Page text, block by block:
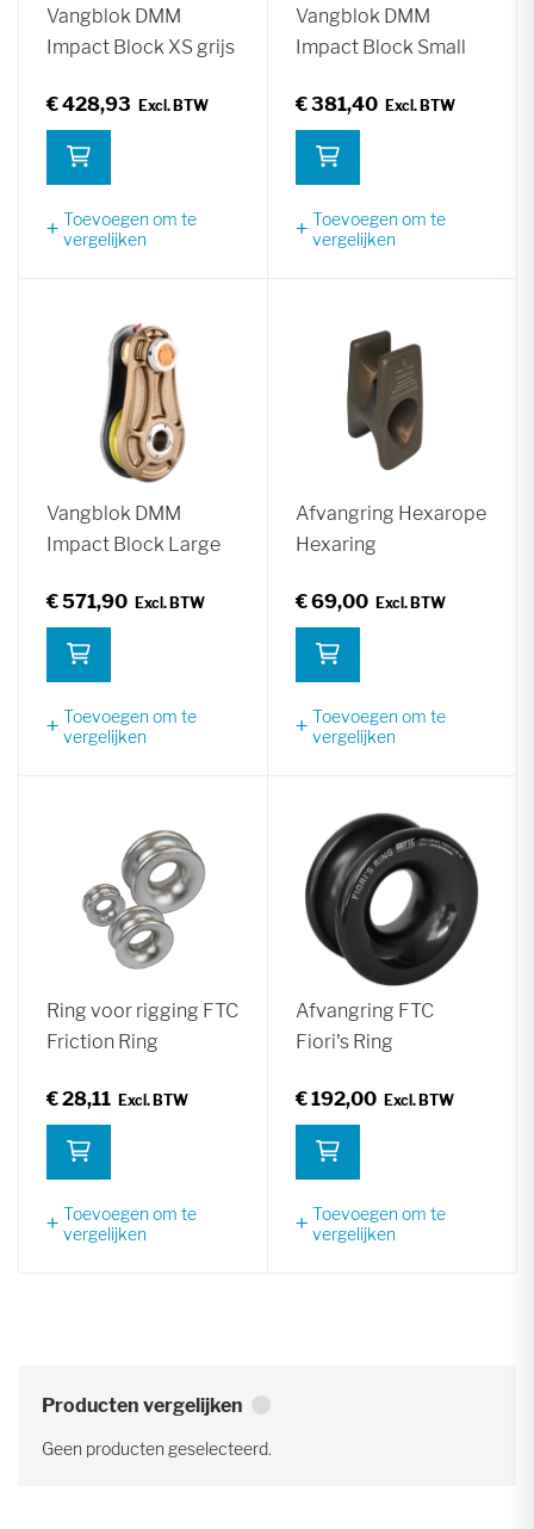
Vangblok DMM
Impact Block XS grijs
€ 428,93
Toevoegen om te
vergelijken
Vangblok DMM
Impact Block Small
€ 381,40
Toevoegen om te
vergelijken
Vangblok DMM
Impact Block Large
€ 571,90
Toevoegen om te
vergelijken
Afvangring Hexarope
Hexaring
€ 69,00
Toevoegen om te
vergelijken
Ring voor rigging FTC
Friction Ring
€ 28,11
Toevoegen om te
vergelijken
Afvangring FTC
Fiori's Ring
€ 192,00
Toevoegen om te
vergelijken
Producten vergelijken
Geen producten geselecteerd.